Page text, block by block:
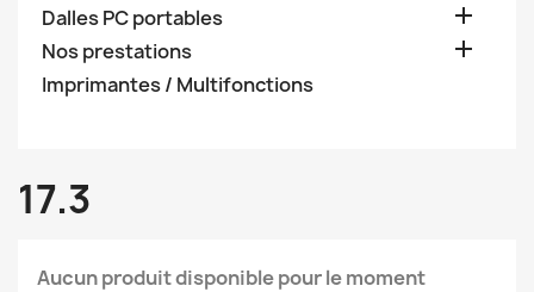
Dalles PC portables 
Nos prestations 
Imprimantes / Multifonctions
17.3
Aucun produit disponible pour le moment